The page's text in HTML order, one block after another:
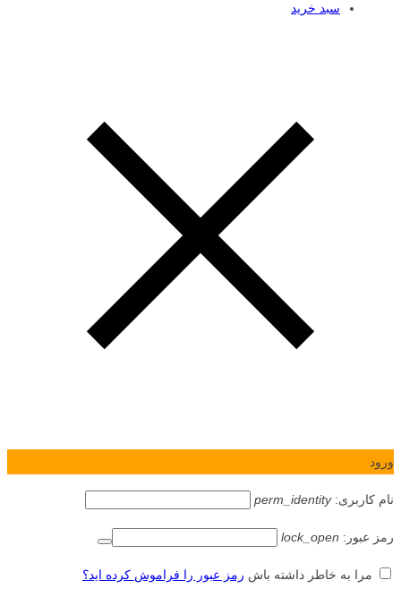
سبد خرید
ورود
نام کاربری:perm_identity
رمز عبور: lock_open
مرا به خاطر داشته باش رمز عبور را فراموش کرده اید؟